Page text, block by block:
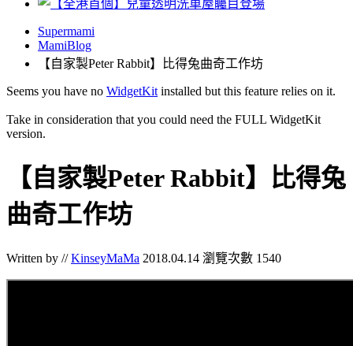
Supermami
MamiBlog
【自家製Peter Rabbit】比得兔曲奇工作坊
Seems you have no WidgetKit installed but this feature relies on it.
Take in consideration that you could need the FULL WidgetKit
version.
【自家製Peter Rabbit】比得兔
曲奇工作坊
Written by //KinseyMaMa 2018.04.14 瀏覽次數 1540